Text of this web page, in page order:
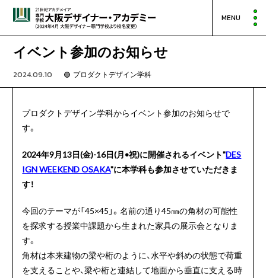
MENU
イベント参加のお知らせ
2024.09.10 プロダクトデザイン学科
プロダクトデザイン学科からイベント参加のお知らせで
す。
2024年9月13日(金)-16日(月•祝)に開催されるイベント"DES
IGN WEEKEND OSAKA"に本学科も参加させていただきま
す！
今回のテーマが「45×45 」。名前の通り45㎜の角材の可能性
を探求する授業中課題から生まれた家具の展示会となりま
す。
角材は本来建物の梁や桁のように、水平や斜めの状態で荷重
を支えることや、梁や桁と連結して地面から垂直に支える時